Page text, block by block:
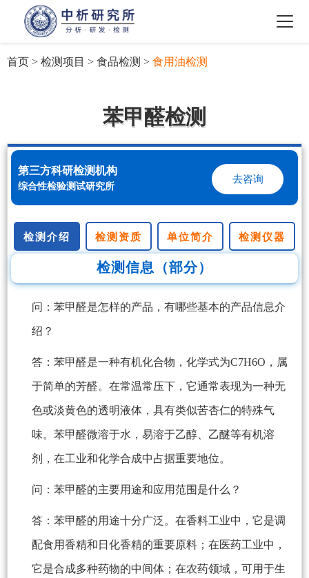
首页 > 检测项目 > 食品检测 > 食用油检测
苯甲醛检测
第三方科研检测机构
综合性检验测试研究所
去咨询
检测介绍 检测资质 单位简介 检测仪器
检测信息（部分）
问：苯甲醛是怎样的产品，有哪些基本的产品信息介
绍？
答：苯甲醛是一种有机化合物，化学式为C7H6O，属
于简单的芳醛。在常温常压下，它通常表现为一种无
色或淡黄色的透明液体，具有类似苦杏仁的特殊气
味。苯甲醛微溶于水，易溶于乙醇、乙醚等有机溶
剂，在工业和化学合成中占据重要地位。
问：苯甲醛的主要用途和应用范围是什么？
答：苯甲醛的用途十分广泛。在香料工业中，它是调
配食用香精和日化香精的重要原料；在医药工业中，
它是合成多种药物的中间体；在农药领域，可用于生